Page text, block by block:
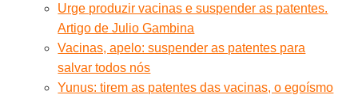
Urge produzir vacinas e suspender as patentes.
Artigo de Julio Gambina
Vacinas, apelo: suspender as patentes para
salvar todos nós
Yunus: tirem as patentes das vacinas, o egoísmo